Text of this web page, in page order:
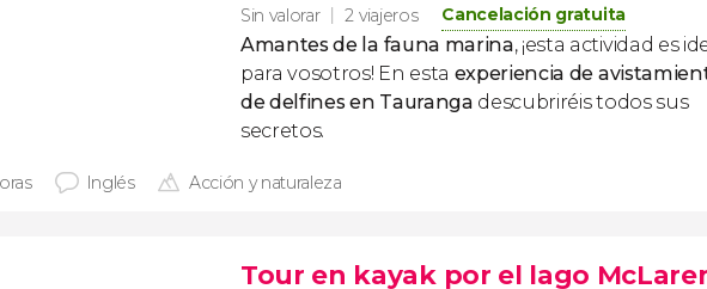
Sin valorar 2 viajeros Cancelación gratuita
Amantes de la fauna marina, ¡esta actividad es
para vosotros! En esta experiencia de
de delfines en Tauranga descubriréis todos sus
secretos.
Inglés Acción y naturaleza
Tour en kayak por el lago